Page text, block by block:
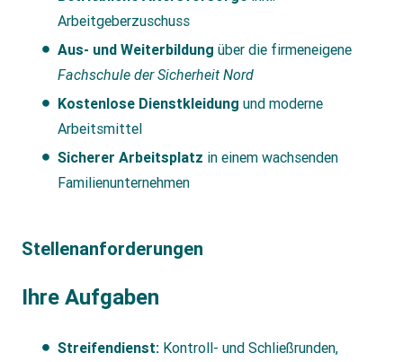
Arbeitgeberzuschuss
Aus- und Weiterbildung über die firmeneigene
Fachschule der Sicherheit Nord
Kostenlose Dienstkleidung und moderne
Arbeitsmittel
Sicherer Arbeitsplatz in einem wachsenden
Familienunternehmen
Stellenanforderungen
Ihre Aufgaben
Streifendienst: Kontroll- und Schließrunden,